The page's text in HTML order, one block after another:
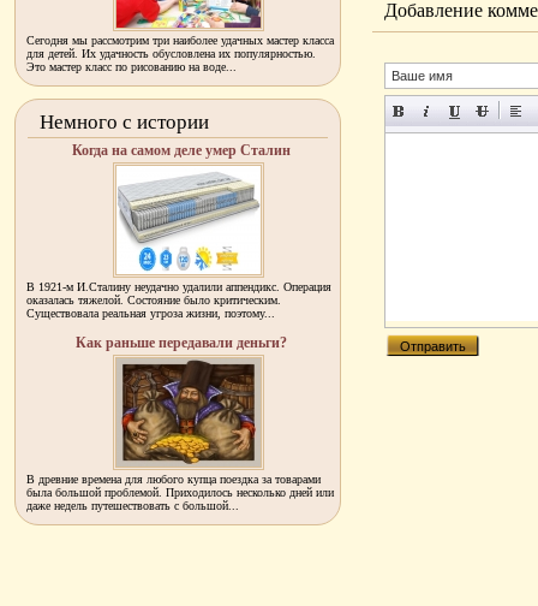
Добавление
Сегодня мы рассмотрим три наиболее удачных мастер класса
для детей. Их удачность обусловлена их популярностью.
Это мастер класс по рисованию на воде...
Немного с истории
Когда на самом деле умер Сталин
В 1921-м И.Сталину неудачно удалили аппендикс. Операция
оказалась тяжелой. Состояние было критическим.
Существовала реальная угроза жизни, поэтому...
Как раньше передавали деньги?
В древние времена для любого купца поездка за товарами
была большой проблемой. Приходилось несколько дней или
даже недель путешествовать с большой...